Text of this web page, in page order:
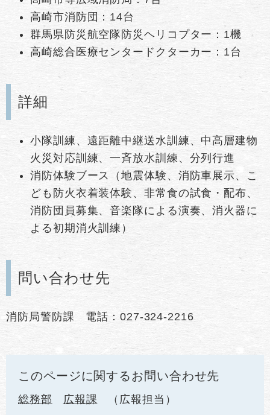
高崎市消防団：14台
群馬県防災航空隊防災ヘリコプター：1機
高崎総合医療センタードクターカー：1台
詳細
小隊訓練、遠距離中継送水訓練、中高層建物
火災対応訓練、一斉放水訓練、分列行進
消防体験ブース（地震体験、消防車展示、こ
ども防火衣着装体験、非常食の試食・配布、
消防団員募集、音楽隊による演奏、消火器に
よる初期消火訓練）
問い合わせ先
消防局警防課 電話：027-324-2216
このページに関するお問い合わせ先
総務部 広報課
広報担当